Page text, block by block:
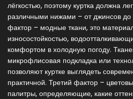
лёгкостью, поэтому куртка должна
различными нижами – от джинсов до
фактор – модные ткани, это
износостойкостью,
комфортом в холодную погоду.
микрофлисовая подкладка или
позволяют куртке выглядеть
практичной. Третий фактор –
палитры, определяющие, какие